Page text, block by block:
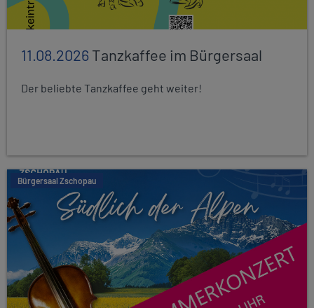
11.08.2026Tanzkaffee im Bürgersaal
Der beliebte Tanzkaffee geht weiter!
Bürgersaal Zschopau